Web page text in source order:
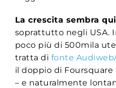
La crescita sembra
soprattutto negli USA.
poco più di 500mila
tratta di fonte
il doppio di
– e naturalmente